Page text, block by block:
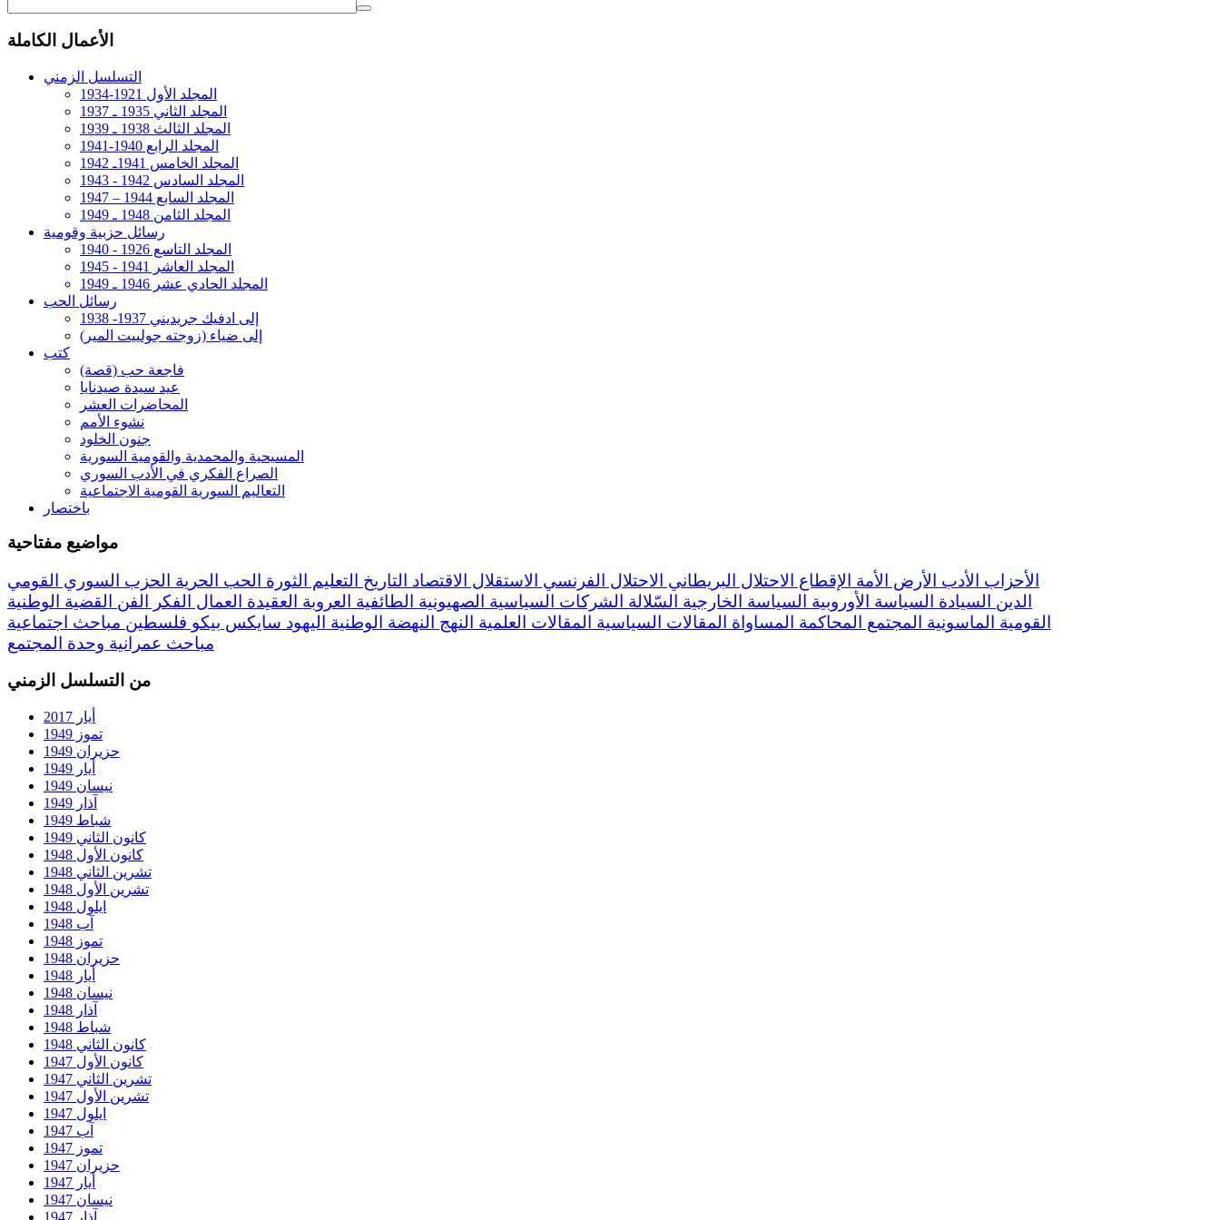
الأعمال الكاملة
التسلسل الزمني
المجلد الأول 1921-1934
المجلد الثاني 1935 ـ 1937
المجلد الثالث 1938 ـ 1939
المجلد الرابع 1940-1941
المجلد الخامس 1941ـ 1942
المجلد السادس 1942 - 1943
المجلد السابع 1944 – 1947
المجلد الثامن 1948 ـ 1949
رسائل حزبية وقومية
المجلد التاسع 1926 - 1940
المجلد العاشر 1941 - 1945
المجلد الحادي عشر 1946 ـ 1949
رسائل الحب
إلى ادفيك جريديني 1937- 1938
إلى ضياء (زوجته جولييت المير)
كتب
فاجعة حب (قصة)
عيد سيدة صيدنايا
المحاضرات العشر
نشوء الأمم
جنون الخلود
المسيحية والمحمدية والقومية السورية
الصراع الفكري في الأدب السوري
التعاليم السورية القومية الاجتماعية
باختصار
مواضيع مفتاحية
الأحزاب
الأدب الأرض الأمة الإقطاع الاحتلال البريطاني الاحتلال الفرنسي الاستقلال الاقتصاد التاريخ التعليم الثورة الحب الحرية
الحزب السوري القومي
الدين
السيادة السياسة الأوروبية السياسة الخارجية السّلالة الشركات السياسية الصهيونية الطائفية العروبة العقيدة العمال الفكر الفن
القضية الوطنية
القومية
الماسونية المجتمع المحاكمة المساواة المقالات السياسية المقالات العلمية النهج النهضة الوطنية اليهود سايكس بيكو فلسطين مباحث اجتماعية
مباحث عمرانية وحدة المجتمع
من التسلسل الزمني
أيار 2017
تموز 1949
حزيران 1949
أيار 1949
نيسان 1949
آذار 1949
شباط 1949
كانون الثاني 1949
كانون الأول 1948
تشرين الثاني 1948
تشرين الأول 1948
ايلول 1948
آب 1948
تموز 1948
حزيران 1948
أيار 1948
نيسان 1948
آذار 1948
شباط 1948
كانون الثاني 1948
كانون الأول 1947
تشرين الثاني 1947
تشرين الأول 1947
ايلول 1947
آب 1947
تموز 1947
حزيران 1947
أيار 1947
نيسان 1947
آذار 1947